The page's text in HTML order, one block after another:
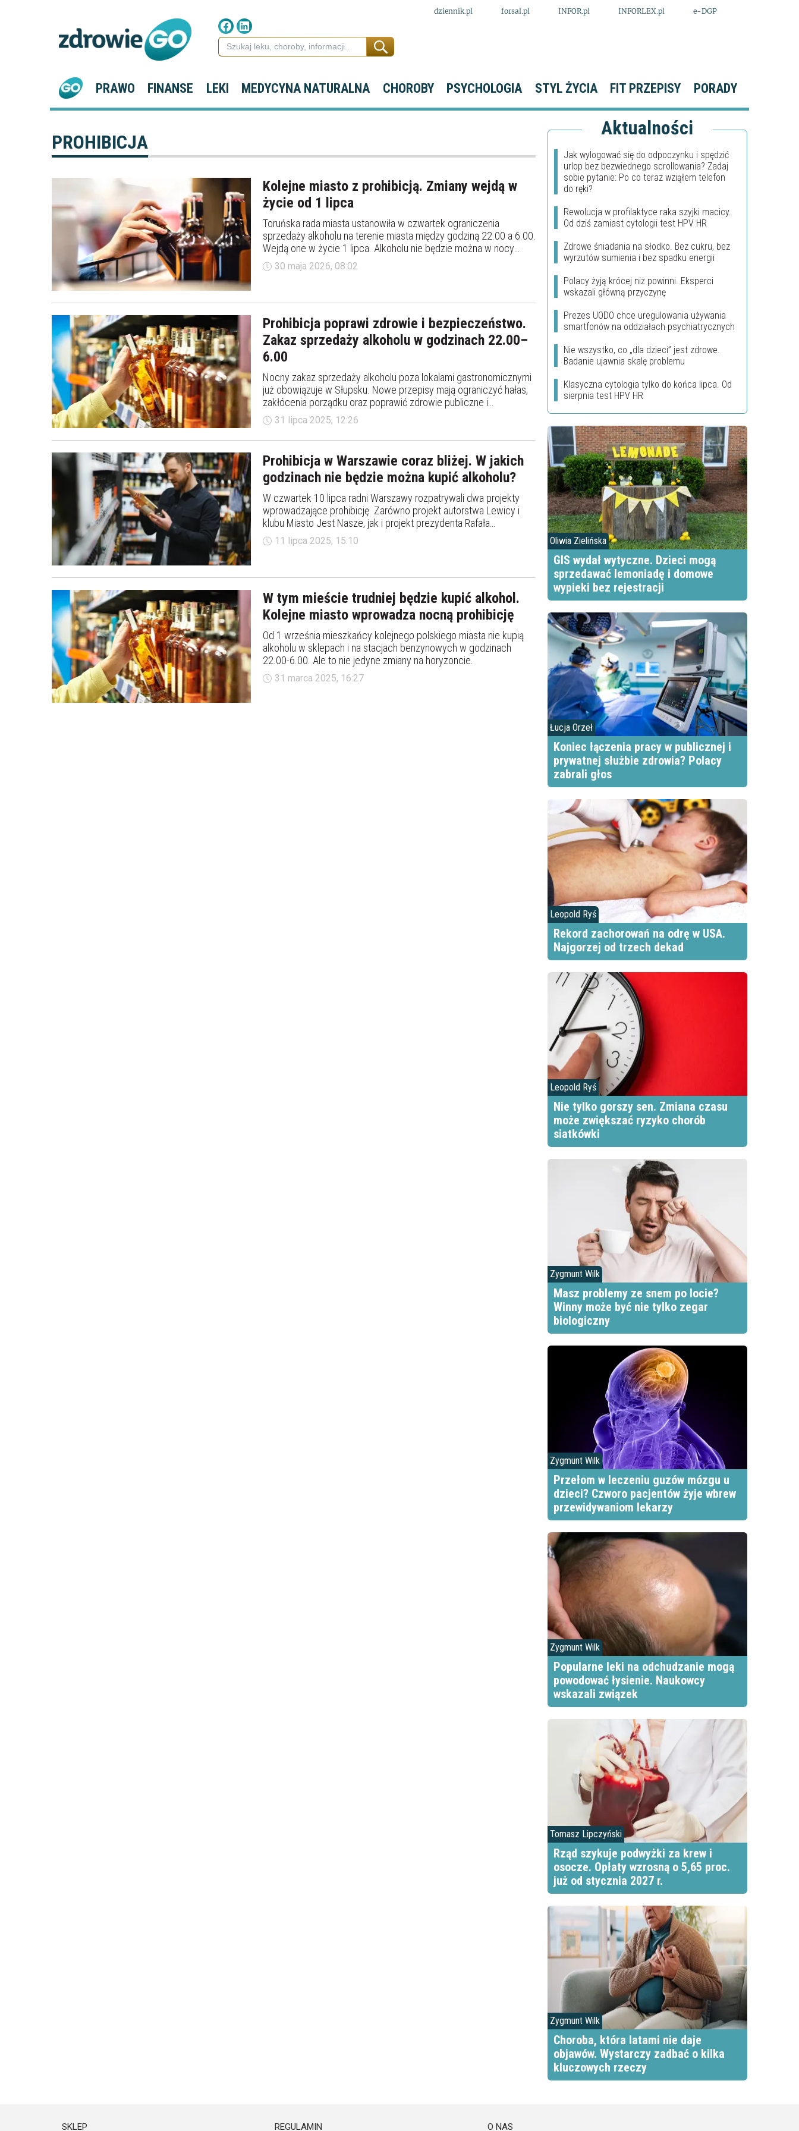
dziennik.pl forsal.pl INFOR.pl INFORLEX.pl e-DGP
PRAWO FINANSE LEKI MEDYCYNA NATURALNA CHOROBY PSYCHOLOGIA STYL ŻYCIA FIT PRZEPISY PORADY
PROHIBICJA
Kolejne miasto z prohibicją. Zmiany wejdą w
życie od 1 lipca
Toruńska rada miasta ustanowiła w czwartek ograniczenia
sprzedaży alkoholu na terenie miasta między godziną 22.00 a 6.00.
Wejdą one w życie 1 lipca. Alkoholu nie będzie można w nocy
kupić w sklepach i na stacjach benzynowych.
30 maja 2026, 08:02
Prohibicja poprawi zdrowie i bezpieczeństwo.
Zakaz sprzedaży alkoholu w godzinach 22.00–
6.00
Nocny zakaz sprzedaży alkoholu poza lokalami gastronomicznymi
już obowiązuje w Słupsku. Nowe przepisy mają ograniczyć hałas,
zakłócenia porządku oraz poprawić zdrowie publiczne i
bezpieczeństwo mieszkańców. Słupsk dołączył do grona miast,
które zdecydowały się na prohibicję.
31 lipca 2025, 12:26
Prohibicja w Warszawie coraz bliżej. W jakich
godzinach nie będzie można kupić alkoholu?
W czwartek 10 lipca radni Warszawy rozpatrywali dwa projekty
wprowadzające prohibicję. Zarówno projekt autorstwa Lewicy i
klubu Miasto Jest Nasze, jak i projekt prezydenta Rafała
Trzaskowskiego skierowano do rad dzielnic. Co zakładają oba z
nich? W jakich godzinach nie będzie można kupić alkoholu w
11 lipca 2025, 15:10
W tym mieście trudniej będzie kupić alkohol.
Kolejne miasto wprowadza nocną prohibicję
Od 1 września mieszkańcy kolejnego polskiego miasta nie kupią
alkoholu w sklepach i na stacjach benzynowych w godzinach
22.00-6.00. Ale to nie jedyne zmiany na horyzoncie.
31 marca 2025, 16:27
Aktualności
Jak wylogować się do odpoczynku i spędzić
urlop bez bezwiednego scrollowania? Zadaj
sobie pytanie: Po co teraz wziąłem telefon
do ręki?
Rewolucja w profilaktyce raka szyjki macicy.
Od dziś zamiast cytologii test HPV HR
Zdrowe śniadania na słodko. Bez cukru, bez
wyrzutów sumienia i bez spadku energii
Polacy żyją krócej niż powinni. Eksperci
wskazali główną przyczynę
Prezes UODO chce uregulowania używania
smartfonów na oddziałach psychiatrycznych
Nie wszystko, co „dla dzieci” jest zdrowe.
Badanie ujawnia skalę problemu
Klasyczna cytologia tylko do końca lipca. Od
sierpnia test HPV HR
Oliwia Zielińska
GIS wydał wytyczne. Dzieci mogą
sprzedawać lemoniadę i domowe
wypieki bez rejestracji
Łucja Orzeł
Koniec łączenia pracy w publicznej i
prywatnej służbie zdrowia? Polacy
zabrali głos
Leopold Ryś
Rekord zachorowań na odrę w USA.
Najgorzej od trzech dekad
Leopold Ryś
Nie tylko gorszy sen. Zmiana czasu
może zwiększać ryzyko chorób
siatkówki
Zygmunt Wilk
Masz problemy ze snem po locie?
Winny może być nie tylko zegar
biologiczny
Zygmunt Wilk
Przełom w leczeniu guzów mózgu u
dzieci? Czworo pacjentów żyje wbrew
przewidywaniom lekarzy
Zygmunt Wilk
Popularne leki na odchudzanie mogą
powodować łysienie. Naukowcy
wskazali związek
Tomasz Lipczyński
Rząd szykuje podwyżki za krew i
osocze. Opłaty wzrosną o 5,65 proc.
już od stycznia 2027 r.
Zygmunt Wilk
Choroba, która latami nie daje
objawów. Wystarczy zadbać o kilka
kluczowych rzeczy
SKLEP REGULAMIN O NAS